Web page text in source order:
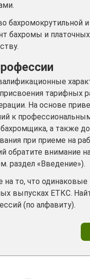
бахромокрутильной
бахромы и
тарифных
На основе
к
а также
при приеме на
обратите внимание
раздел «Введение»).
то, что
выпусках ЕТКС.
(по алфавиту).